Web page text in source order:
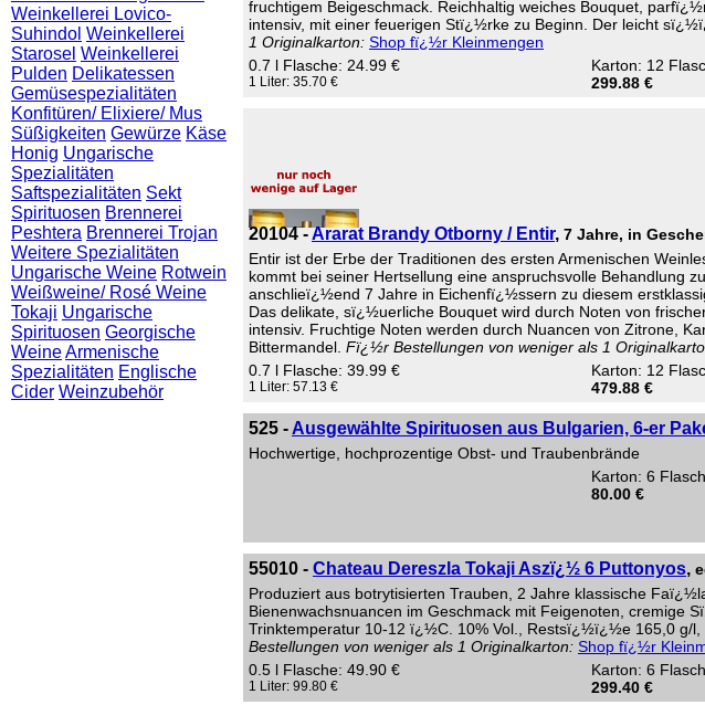
Weinkellerei Lovico-
Suhindol Weinkellerei
Starosel Weinkellerei
Pulden Delikatessen
Gemüsespezialitäten
Konfitüren/ Elixiere/ Mus
Süßigkeiten Gewürze Käse
Honig Ungarische
Spezialitäten
Saftspezialitäten Sekt
Spirituosen Brennerei
Peshtera Brennerei Trojan
Weitere Spezialitäten
Ungarische Weine Rotwein
Weißweine/ Rosé Weine
Tokaji Ungarische
Spirituosen Georgische
WeineArmenische
Spezialitäten Englische
Cider Weinzubehör
fruchtigem Beigeschmack. Reichhaltig weiches Bouquet,
intensiv, mit einer feuerigen Stï¿½rke zu Beginn. Der leicht
1 Originalkarton: Shop fï¿½r Kleinmengen
0.7 l Flasche: 24.99 €
1 Liter: 35.70 €
Karton: 12
299.88 €
20104 -Ararat Brandy Otborny / Entir, 7 Jahre, in
Entir ist der Erbe der Traditionen des ersten Armenischen
kommt bei seiner Hertsellung eine anspruchsvolle Behandlung
anschlieï¿½end 7 Jahre in Eichenfï¿½ssern zu diesem
Das delikate, sï¿½uerliche Bouquet wird durch Noten von
intensiv. Fruchtige Noten werden durch Nuancen von Zitrone,
Bittermandel. Fï¿½r Bestellungen von weniger als 1
0.7 l Flasche: 39.99 €
1 Liter: 57.13 €
Karton: 12
479.88 €
525 - Ausgewählte Spirituosen aus Bulgarien, 6-er
Hochwertige, hochprozentige Obst- und Traubenbrände
Karton: 6
80.00 €
55010 - Chateau Dereszla Tokaji Aszï¿½ 6 Puttonyos,
Produziert aus botrytisierten Trauben, 2 Jahre klassische
Bienenwachsnuancen im Geschmack mit Feigenoten,
Trinktemperatur 10-12 ï¿½C. 10% Vol., Restsï¿½ï¿½e 165,0 g/
Bestellungen von weniger als 1 Originalkarton: Shop fï¿½r
0.5 l Flasche: 49.90 €
1 Liter: 99.80 €
Karton: 6
299.40 €